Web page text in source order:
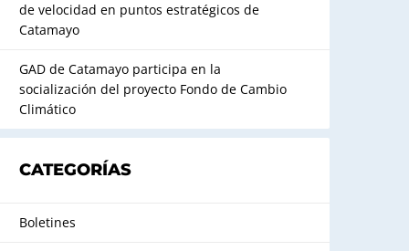
de velocidad en puntos estratégicos de
Catamayo
GAD de Catamayo participa en la
socialización del proyecto Fondo de Cambio
Climático
CATEGORÍAS
Boletines